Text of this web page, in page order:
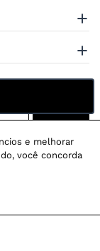
e melhorar
você concorda